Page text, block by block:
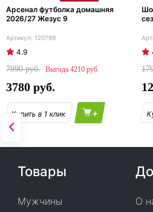
Арсенал футболка домашняя
2026/27 Жезус 9
120799
4.9
7990
4210
3780
+
Товары
Мужчины
О